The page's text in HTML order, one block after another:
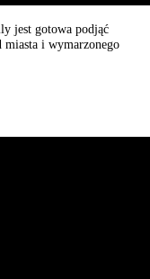
jest gotowa podjąć
miasta i wymarzonego